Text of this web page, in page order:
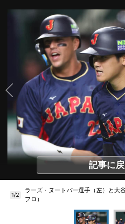
記事に
1/2
ラーズ・ヌートバー選手（左）と大
フロ）